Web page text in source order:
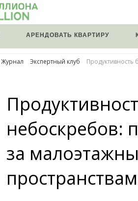
АРЕНДОВАТЬ КВАРТИРУ
Журнал Экспертный клуб
небоскребов:
за